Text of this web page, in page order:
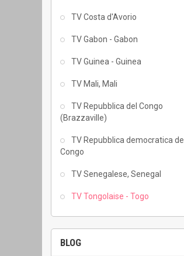
TV Costa d'Avorio
TV Gabon - Gabon
TV Guinea - Guinea
TV Mali, Mali
TV Repubblica del Congo
(Brazzaville)
TV Repubblica democratica del
Congo
TV Senegalese, Senegal
TV Tongolaise - Togo
BLOG